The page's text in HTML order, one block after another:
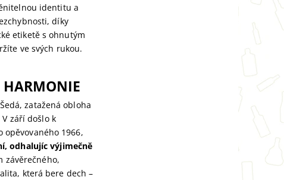
identitu a
díky
etiketě s ohnutým
ve svých rukou.
HARMONIE
zatažená obloha
září došlo k
1966,
odhalujíc výjimečně
závěrečného,
která bere dech –